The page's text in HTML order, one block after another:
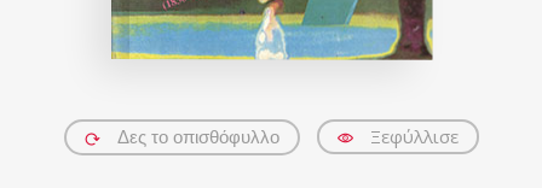
Δες το οπισθόφυλλο Ξεφύλλισε